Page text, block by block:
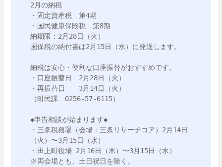
2月の納税
・固定資産税　第4期
・国民健康保険税　第8期
納期限：2月28日（火）
国保税の納付書は2月15日（水）に発送します。
納税は安心・便利な口座振替がおすすめです。
・口座振替日　2月28日（火）
・再振替日　　3月14日（火）
（町民課　0256-57-6115）
◆申告相談が始まります◆
・三条税務署（会場：三条リサーチコア）2月14日
（火）〜3月15日（水）
・田上町役場 2月16日（木）〜3月15日（水）
※両会場とも、土日祝日を除く。